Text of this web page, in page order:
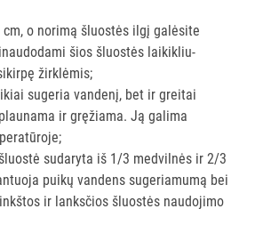
o norimą šluostės ilgį galėsite
šios šluostės laikikliu-
žirklėmis;
sugeria vandenį, bet ir greitai
ir gręžiama. Ją galima
sudaryta iš 1/3 medvilnės ir 2/3
puikų vandens sugeriamumą bei
ir lanksčios šluostės naudojimo